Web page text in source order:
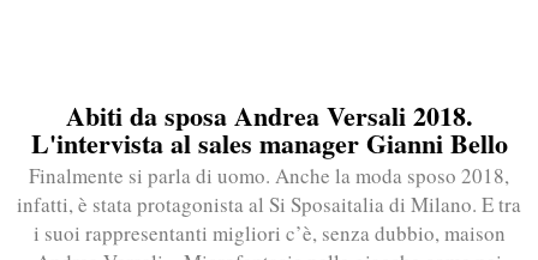
Abiti da sposa Andrea Versali 2018.
L'intervista al sales manager Gianni Bello
Finalmente si parla di uomo. Anche la moda sposo 2018,
infatti, è stata protagonista al Si Sposaitalia di Milano. E tra
i suoi rappresentanti migliori c’è, senza dubbio, maison